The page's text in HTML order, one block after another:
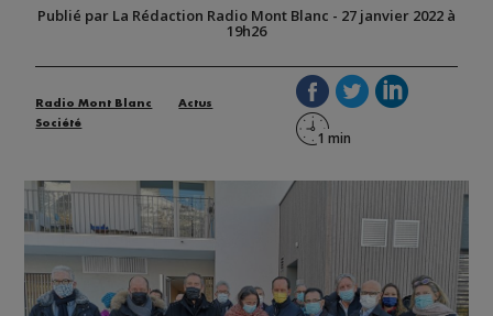
Publié par La Rédaction Radio Mont Blanc - 27 janvier 2022 à
19h26
Radio Mont Blanc
Actus
Société